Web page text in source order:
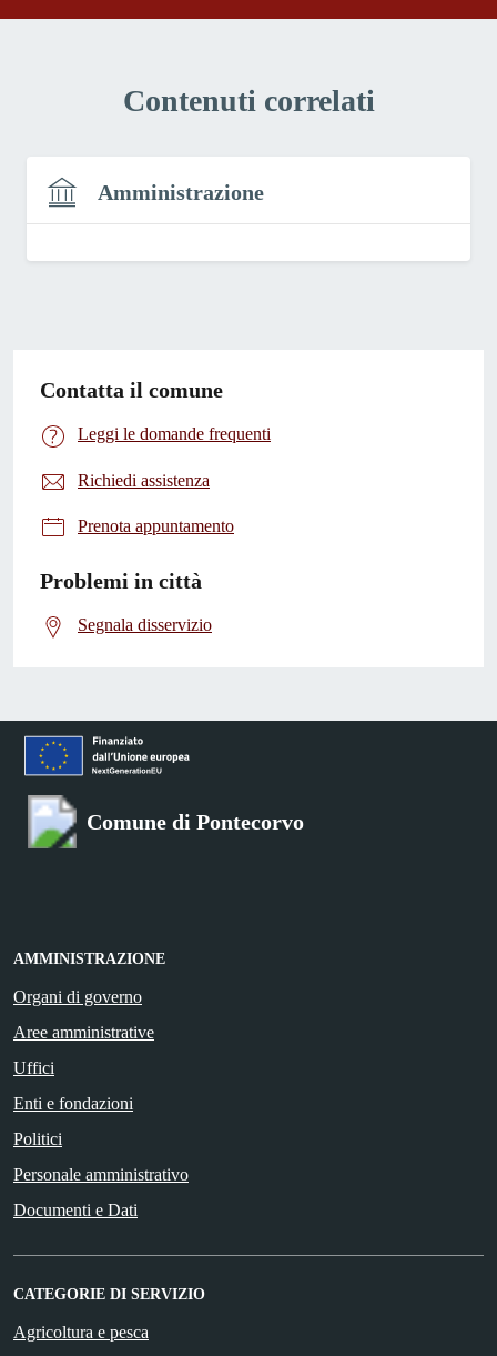
Contenuti correlati
Amministrazione
Contatta il comune
Leggi le domande frequenti
Richiedi assistenza
Prenota appuntamento
Problemi in città
Segnala disservizio
Comune di Pontecorvo
AMMINISTRAZIONE
Organi di governo
Aree amministrative
Uffici
Enti e fondazioni
Politici
Personale amministrativo
Documenti e Dati
CATEGORIE DI SERVIZIO
Agricoltura e pesca